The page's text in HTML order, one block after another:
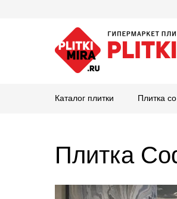
Каталог плитки Плитка
Плитка